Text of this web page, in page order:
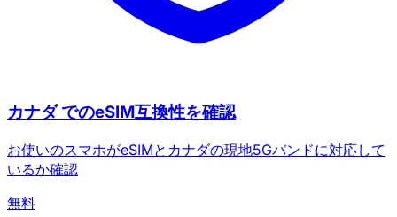
カナダ でのeSIM互換性を確認
お使いのスマホがeSIMとカナダの現地5Gバンドに対応して
いるか確認
無料